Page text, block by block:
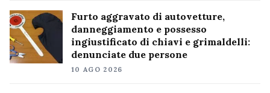
Furto aggravato di autovetture,
danneggiamento e possesso
ingiustificato di chiavi e grimaldelli:
denunciate due persone
10 AGO 2026